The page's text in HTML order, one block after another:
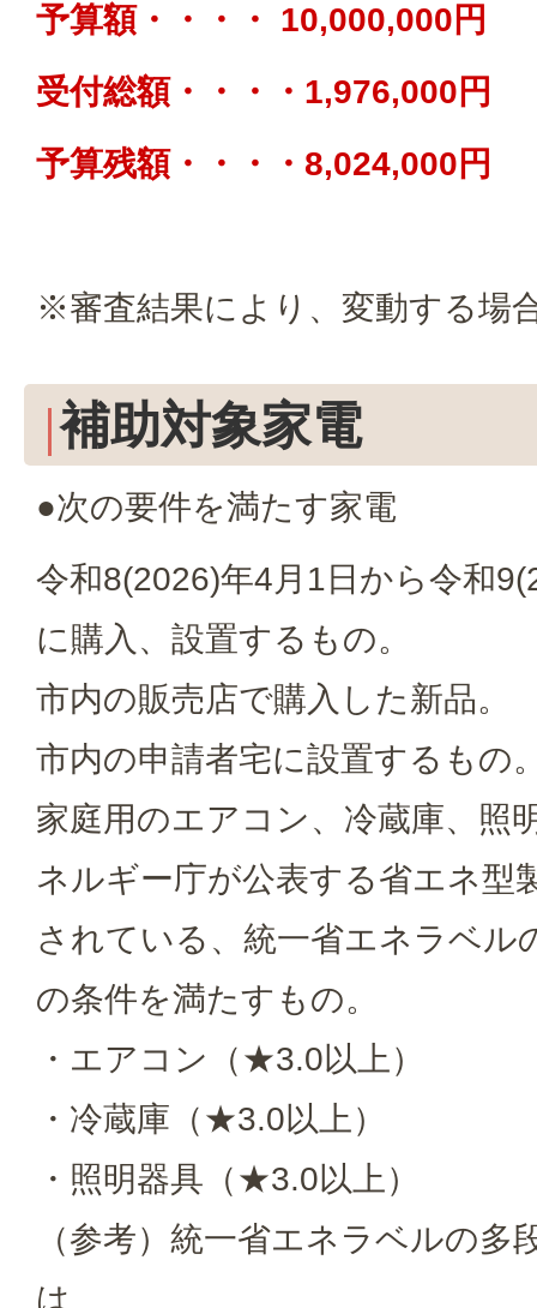
予算額・・・・ 10,000,000円
受付総額・・・・1,976,000円
予算残額・・・・8,024,000円
※審査結果により、変動する場
補助対象家電
●次の要件を満たす家電
令和8(2026)年4月1日から令和
に購入、設置するもの。
市内の販売店で購入した新品。
市内の申請者宅に設置するもの
家庭用のエアコン、冷蔵庫、照
ネルギー庁が公表する省エネ型
されている、統一省エネラベル
の条件を満たすもの。
・エアコン（★3.0以上）
・冷蔵庫（★3.0以上）
・照明器具（★3.0以上）
（参考）統一省エネラベルの多
は